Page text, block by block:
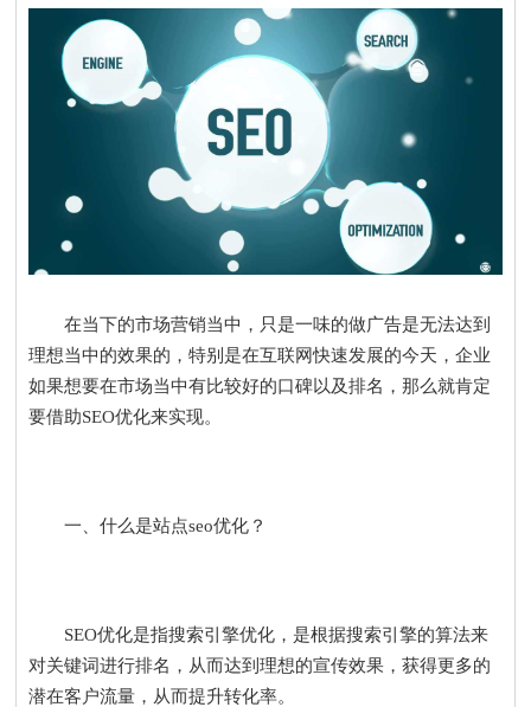
在当下的市场营销当中，只是一味的做广告是无法达到
理想当中的效果的，特别是在互联网快速发展的今天，企业
如果想要在市场当中有比较好的口碑以及排名，那么就肯定
要借助SEO优化来实现。
一、什么是站点seo优化？
SEO优化是指搜索引擎优化，是根据搜索引擎的算法来
对关键词进行排名，从而达到理想的宣传效果，获得更多的
潜在客户流量，从而提升转化率。